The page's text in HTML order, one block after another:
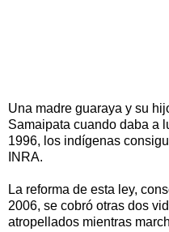
Una madre guaraya y su
Samaipata cuando daba a
1996, los indígenas
INRA.
La reforma de esta ley,
2006, se cobró otras dos
atropellados mientras